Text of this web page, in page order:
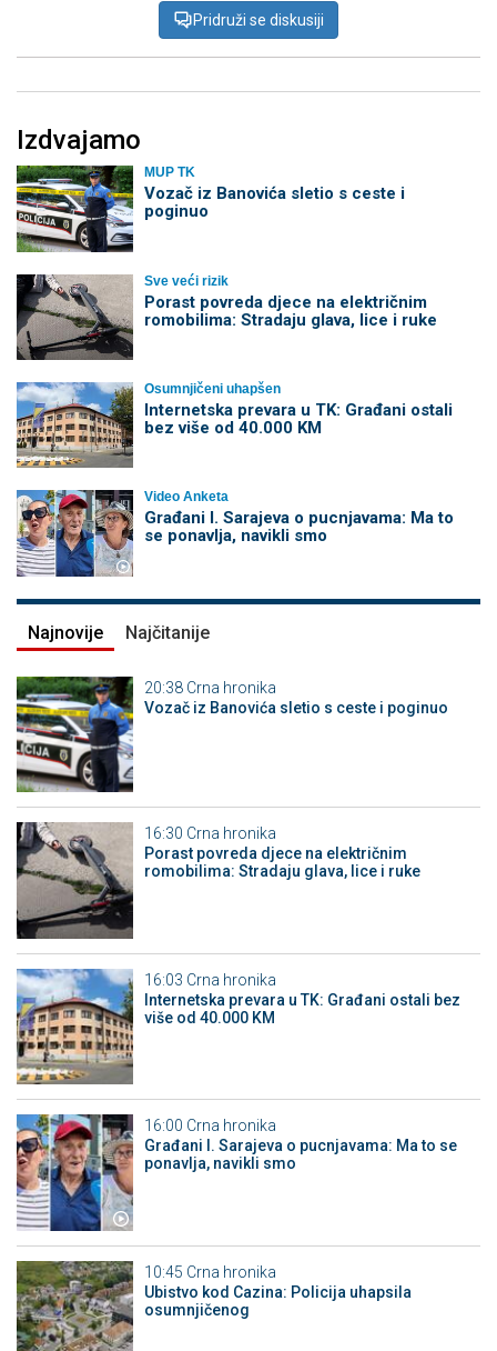
Pridruži se diskusiji
Izdvajamo
MUP TK
Vozač iz Banovića sletio s ceste i
poginuo
Sve veći rizik
Porast povreda djece na električnim
romobilima: Stradaju glava, lice i ruke
Osumnjičeni uhapšen
Internetska prevara u TK: Građani ostali
bez više od 40.000 KM
Video Anketa
Građani I. Sarajeva o pucnjavama: Ma to
se ponavlja, navikli smo
Najnovije Najčitanije
20:38 Crna hronika
Vozač iz Banovića sletio s ceste i poginuo
16:30 Crna hronika
Porast povreda djece na električnim
romobilima: Stradaju glava, lice i ruke
16:03 Crna hronika
Internetska prevara u TK: Građani ostali bez
više od 40.000 KM
16:00 Crna hronika
Građani I. Sarajeva o pucnjavama: Ma to se
ponavlja, navikli smo
10:45 Crna hronika
Ubistvo kod Cazina: Policija uhapsila
osumnjičenog